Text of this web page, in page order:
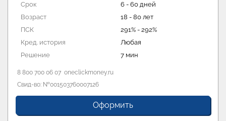
Срок
6 - 60 дней
Возраст
18 - 80 лет
ПСК
291% - 292%
Кред. история
Любая
Решение
7 мин
8 800 700 06 07 oneclickmoney.ru
Свид-во: №001503760007126
Оформить